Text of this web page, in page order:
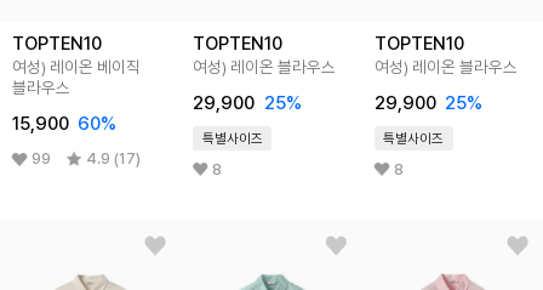
TOPTEN10
여성) 레이온 베이직
블라우스
15,900 60%
99 4.9 (17)
TOPTEN10
여성) 레이온 블라우스
29,900 25%
특별사이즈
8
TOPTEN10
여성) 레이온 블라우스
29,900 25%
특별사이즈
8